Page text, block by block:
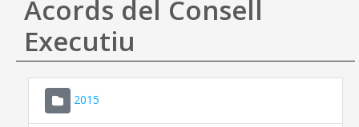
Ajuda
Acords del Consell
Executiu
2015